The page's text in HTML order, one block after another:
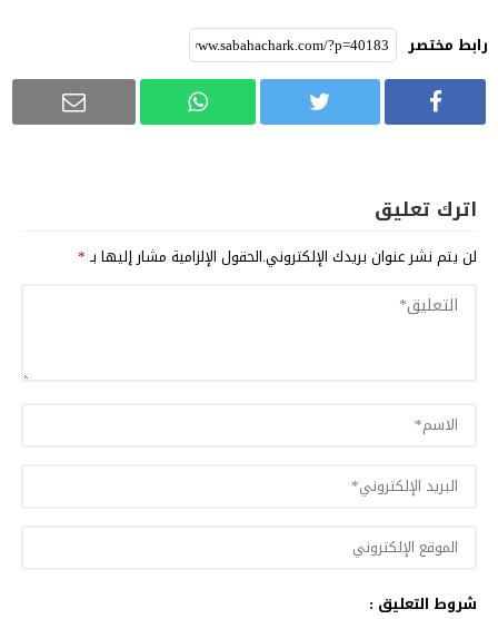
رابط مختصر
اترك تعليق
لن يتم نشر عنوان بريدك الإلكتروني.الحقول الإلزامية مشار إليها بـ*
شروط التعليق :